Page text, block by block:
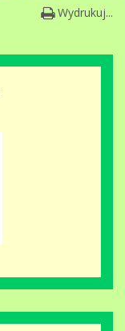
Wydrukuj...